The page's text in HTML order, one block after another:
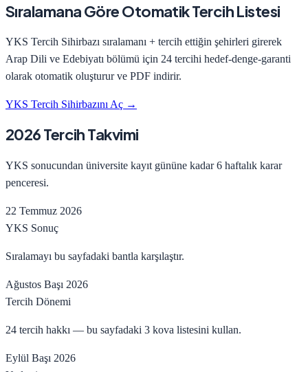
Sıralamana Göre Otomatik Tercih Listesi
YKS Tercih Sihirbazı sıralamanı + tercih ettiğin şehirleri girerek
Arap Dili ve Edebiyatı bölümü için 24 tercihi hedef-denge-garanti
olarak otomatik oluşturur ve PDF indirir.
YKS Tercih Sihirbazını Aç →
2026 Tercih Takvimi
YKS sonucundan üniversite kayıt gününe kadar 6 haftalık karar
penceresi.
22 Temmuz 2026
YKS Sonuç
Sıralamayı bu sayfadaki bantla karşılaştır.
Ağustos Başı 2026
Tercih Dönemi
24 tercih hakkı — bu sayfadaki 3 kova listesini kullan.
Eylül Başı 2026